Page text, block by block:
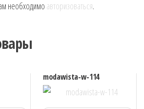
необходимо авторизоваться.
modawista-w-114